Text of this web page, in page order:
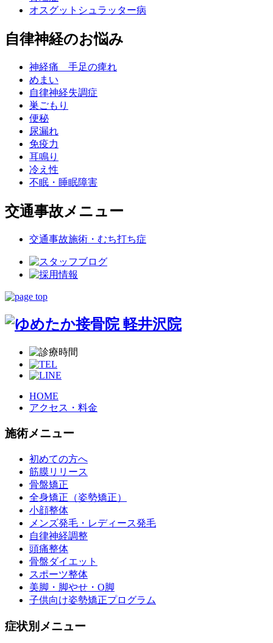
オスグットシュラッター病
自律神経のお悩み
神経痛 手足の痺れ
めまい
自律神経失調症
巣ごもり
便秘
尿漏れ
免疫力
耳鳴り
冷え性
不眠・睡眠障害
交通事故メニュー
交通事故施術・むち打ち症
HOME
アクセス・料金
施術メニュー
初めての方へ
筋膜リリース
骨盤矯正
全身矯正（姿勢矯正）
小顔整体
メンズ発毛・レディース発毛
自律神経調整
頭痛整体
骨盤ダイエット
スポーツ整体
美脚・脚やせ・O脚
子供向け姿勢矯正プログラム
症状別メニュー